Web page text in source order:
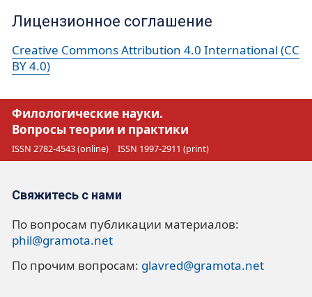
Лицензионное соглашение
Creative Commons Attribution 4.0 International (CC
BY 4.0)
Филологические науки.
Вопросы теории и практики
ISSN 2782-4543 (online) ISSN 1997-2911 (print)
Свяжитесь с нами
По вопросам публикации материалов:
phil@gramota.net
По прочим вопросам: glavred@gramota.net